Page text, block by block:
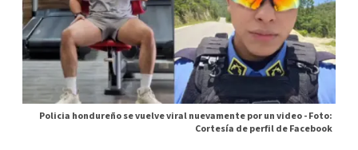
Policia hondureño se vuelve viral nuevamente por un video -Foto:
Cortesía de perfil de Facebook